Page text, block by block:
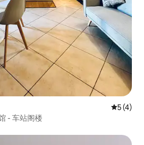
平均评分
5 (4)
- 车站阁楼